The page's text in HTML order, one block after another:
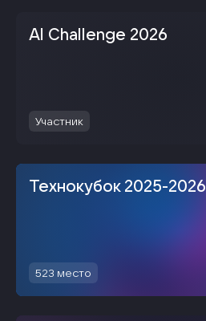
Al Challenge 2026
Участник
Технокубок 2025-2026
523 место